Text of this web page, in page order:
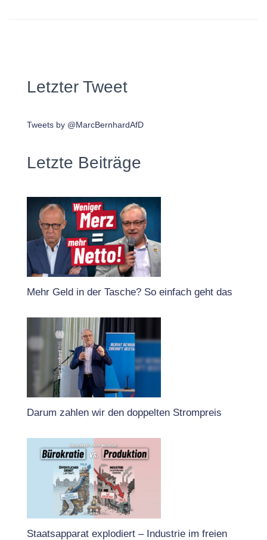
Letzter Tweet
Tweets by @MarcBernhardAfD
Letzte Beiträge
Mehr Geld in der Tasche? So einfach geht das
Darum zahlen wir den doppelten Strompreis
Staatsapparat explodiert – Industrie im freien